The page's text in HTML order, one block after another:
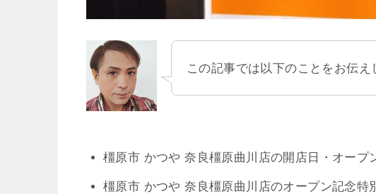
この記事では以下のことをお伝え
橿原市 かつや 奈良橿原曲川店の開店日・オープ
橿原市 かつや 奈良橿原曲川店のオープン記念特